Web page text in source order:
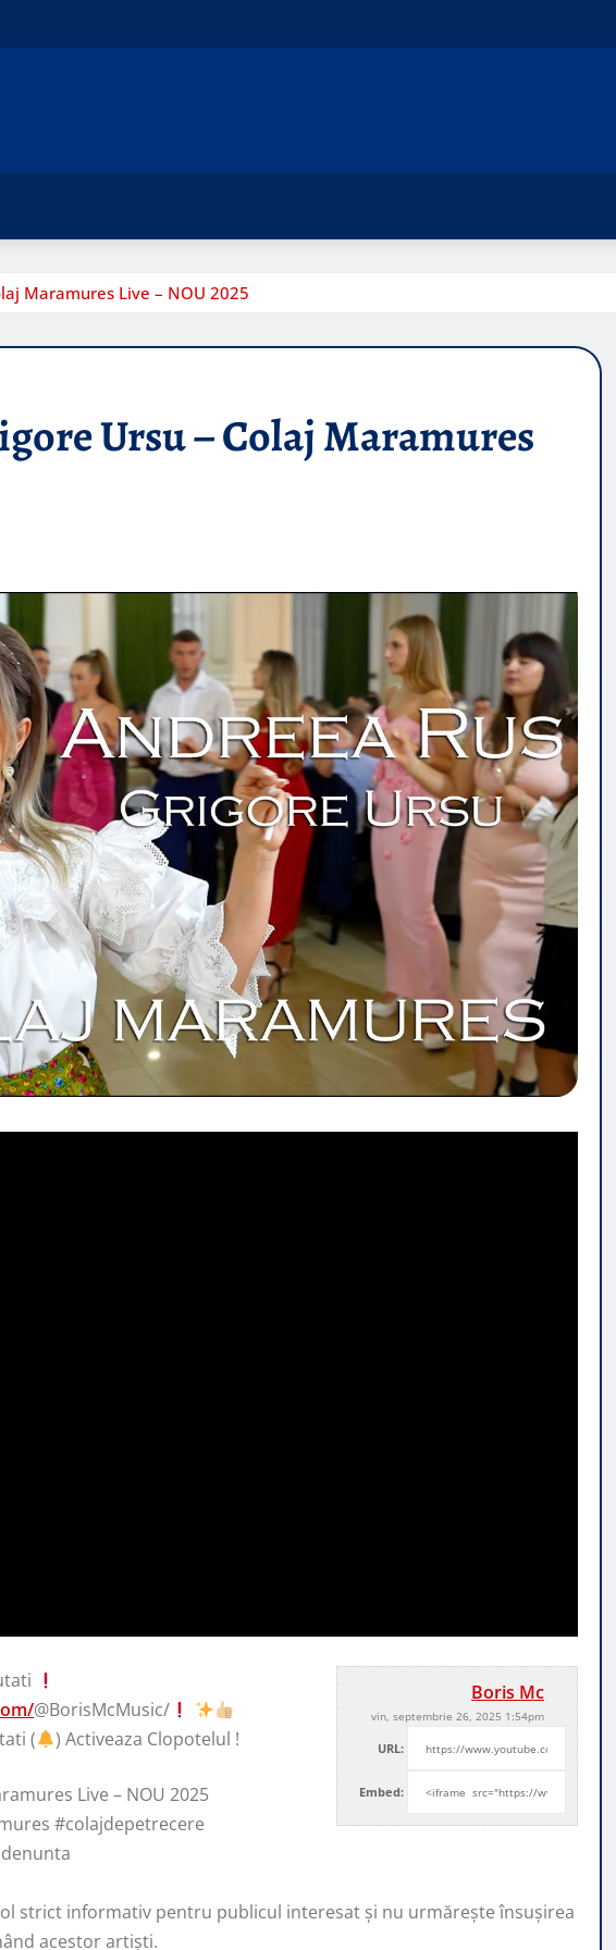
Maramures Live – NOU 2025
Ursu – Colaj Maramures
Boris Mc
vin, septembrie 26, 2025 1:54pm
URL:
Embed:
@BorisMcMusic/
( ) Activeaza Clopotelul !
Live – NOU 2025
#colajdepetrecere
strict informativ pentru publicul interesat și nu urmărește însușirea
acestor artiști.